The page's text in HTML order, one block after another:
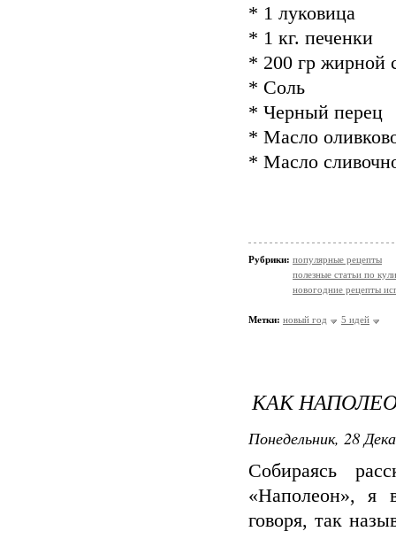
* 1 луковица
* 1 кг. печенки
* 200 гр жирной
* Соль
* Черный перец
* Масло
* Масло
Рубрики: популярные рецепты
полезные статьи по
новогодние рецепты
Метки: новый год 5 идей
КАК
Понедельник, 28
Собираясь
«Наполеон», я
говоря, так